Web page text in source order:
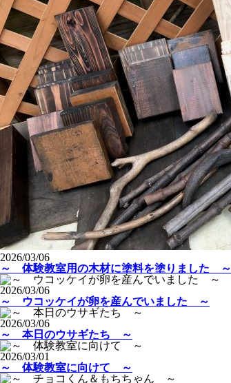
2026/03/06
～ 体験教室用の木材に塗料を塗りました ～
2026/03/06
～ ウコッケイが卵を産んでいました ～
2026/03/06
～ 本日のウサギたち ～
2026/03/01
～ 体験教室に向けて ～